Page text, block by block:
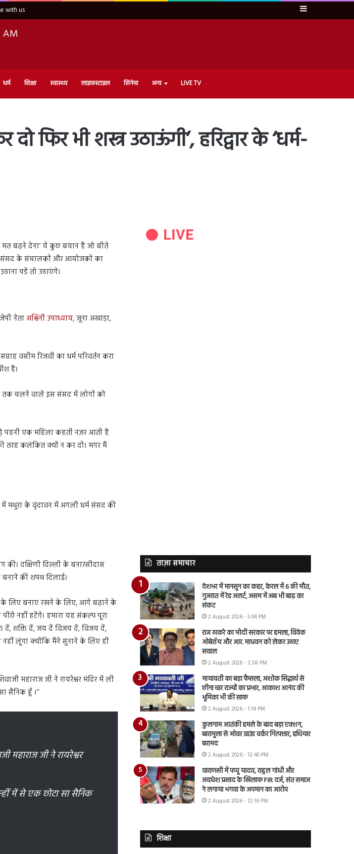
with us Sidebar
AM
धर्म शिक्षा स्वास्थ्य लाइफ़स्टाइल सिनेमा अन्य LIVE TV
भी शस्त्र उठाऊंगी’, हरिद्वार के ‘धर्म-
मत बढ़ने देना’ ये कुछ बयान हैं जो बीते
संसद के संचालकों और आयोजकों का
पडें तो उठाएंगे।
नेताअश्विनी उपाध्याय, जूना अखाड़ा,
वसीम रिजवी का धर्म परिवर्तन करा
हैं।
तक चलने वाले इस संसद में लोगों को
पहनी एक महिला कहती नज़र आती है
तरह कलंकित क्यों न कर दो। मगर मैं
मथुरा के वृंदावन में अगली धर्म संसद की
दक्षिणी दिल्ली के बनारसीदास
बनाने की शपथ दिलाई।
के लिए बनाए रखने के लिए, आगे बढ़ाने के
नहीं हटेंगे। हमारा यह संकल्प पूरा
दें, शक्ति दें, जय दें विजय दें, विजय दें,
लूंगा क्योंकि मैंने सुनाने के लिए ही
महाराज जी ने रायरेश्वर मंदिर में ली
सैनिक हूँ ।”
जी ने रायरेश्वर
में से एक छोटा सा सैनिक
ताज़ा समाचार
देशभर में मानसून का कहर, केरल में 6 की मौत,
गुजरात में रेड अलर्ट, असम में अब भी बाढ़ का
संकट
2 August 2026 - 3:04 PM
राज ठाकरे का मोदी सरकार पर हमला, विवेक
ओबेरॉय और आर. माधवन को लेकर उठाए
सवाल
2 August 2026 - 2:38 PM
मायावती का बड़ा फैसला, अशोक सिद्धार्थ से
छीना चार राज्यों का प्रभार, आकाश आनंद की
भूमिका भी की साफ
2 August 2026 - 1:14 PM
कुलगाम आतंकी हमले के बाद बड़ा एक्शन,
बारामूला से ओवर ग्राउंड वर्कर गिरफ्तार, हथियार
बरामद
2 August 2026 - 12:40 PM
वाराणसी में पप्पू यादव, राहुल गांधी और
अवधेश प्रसाद के खिलाफ FIR दर्ज, संत समाज
ने लगाया भगवा के अपमान का आरोप
2 August 2026 - 12:16 PM
शिक्षा